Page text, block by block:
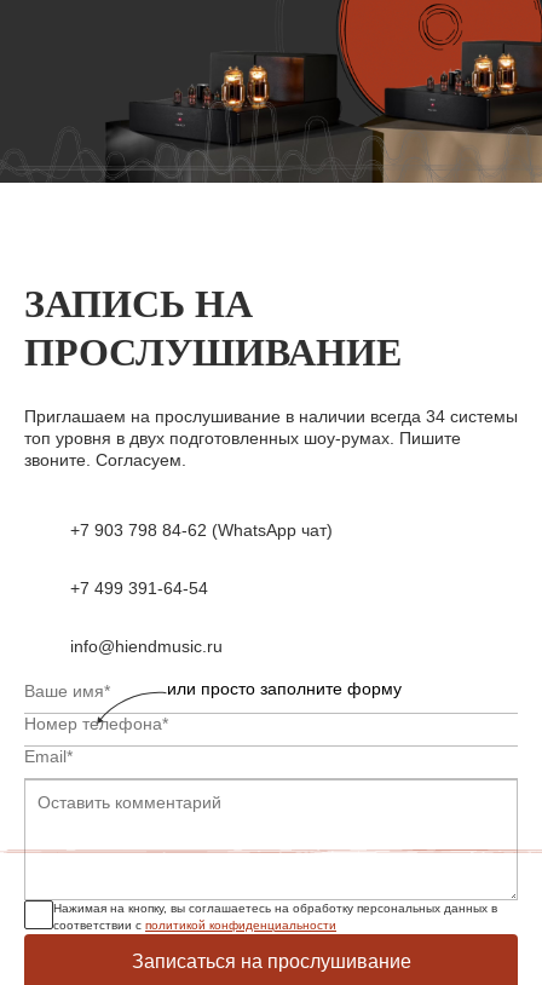
ЗАПИСЬ НА
ПРОСЛУШИВАНИЕ
Приглашаем на прослушивание в наличии всегда 34 системы
топ уровня в двух подготовленных шоу-румах. Пишите
звоните. Согласуем.
+7 903 798 84-62 (WhatsApp чат)
+7 499 391-64-54
info@hiendmusic.ru
Нажимая на кнопку, вы соглашаетесь на обработку персональных данных в
соответствии с политикой конфиденциальности
Записаться на прослушивание
или просто заполните форму